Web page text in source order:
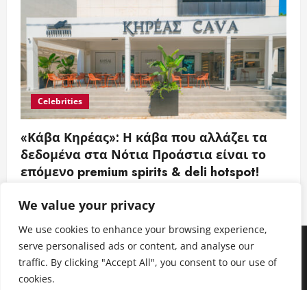
We value your privacy
We use cookies to enhance your browsing experience,
serve personalised ads or content, and analyse our
traffic. By clicking "Accept All", you consent to our use of
cookies.
Celebrities
«Κάβα Κηρέας»: Η κάβα που αλλάζει τα
δεδομένα στα Νότια Προάστια είναι το
επόμενο premium spirits & deli hotspot!
Facebook Instagram Twitter Youtube LinkedIn
Facebook
Instagram
TwitterYoutubeLinkedIn